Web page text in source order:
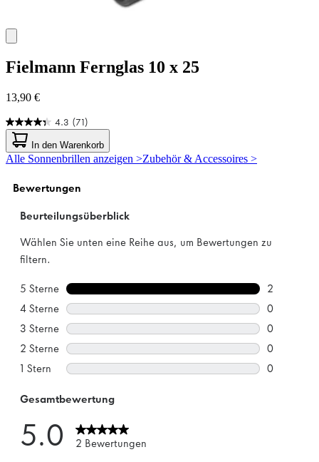
Fielmann Fernglas 10 x 25
13,90 €
4.3 (71)
4.3
von
5
Sternen.
Bewertungen
In den Warenkorb
Alle Sonnenbrillen anzeigen >Zubehör & Accessoires >